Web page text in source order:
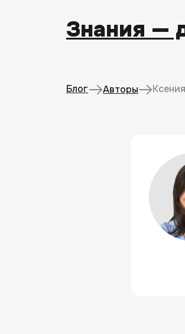
Знания —
Блог Авторы